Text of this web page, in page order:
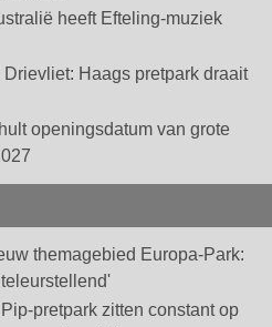
heeft Efteling-muziek
Haags pretpark draait
openingsdatum van grote
themagebied Europa-Park:
pretpark zitten constant op